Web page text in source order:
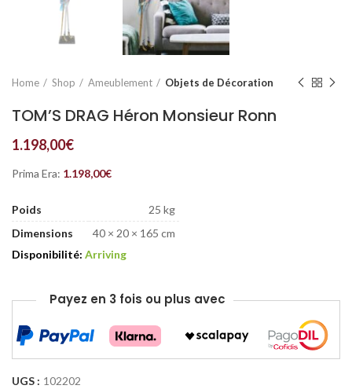
Home Shop Ameublement Objets de Décoration
TOM’S DRAG Héron Monsieur Ronn
1.198,00€
Prima Era: 1.198,00€
Poids
25 kg
Dimensions
40 × 20 × 165 cm
Disponibilité: Arriving
Payez en 3 fois ou plus avec
UGS : 102202